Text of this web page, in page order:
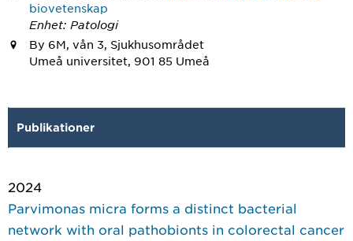
biovetenskap
Enhet: Patologi
By 6M, vån 3, Sjukhusområdet
Umeå universitet, 901 85 Umeå
Publikationer
2024
Parvimonas micra forms a distinct bacterial
network with oral pathobionts in colorectal cancer